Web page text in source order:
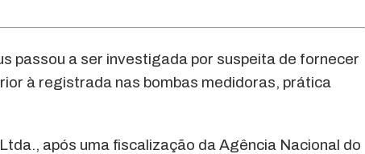
passou a ser investigada por suspeita de fornecer
à registrada nas bombas medidoras, prática
após uma fiscalização da Agência Nacional do